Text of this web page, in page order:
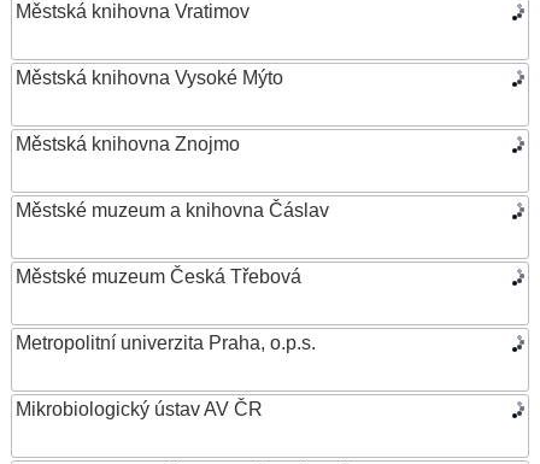
Městská knihovna Vratimov
Městská knihovna Vysoké Mýto
Městská knihovna Znojmo
Městské muzeum a knihovna Čáslav
Městské muzeum Česká Třebová
Metropolitní univerzita Praha, o.p.s.
Mikrobiologický ústav AV ČR